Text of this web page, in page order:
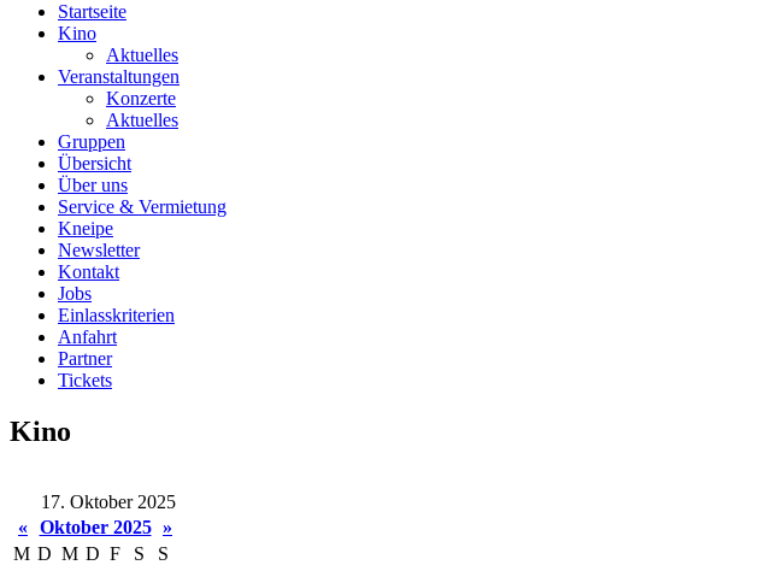
Startseite
Kino
Aktuelles
Veranstaltungen
Konzerte
Aktuelles
Gruppen
Übersicht
Über uns
Service & Vermietung
Kneipe
Newsletter
Kontakt
Jobs
Einlasskriterien
Anfahrt
Partner
Tickets
Kino
17. Oktober 2025
« Oktober 2025 »
M D M D F S
S